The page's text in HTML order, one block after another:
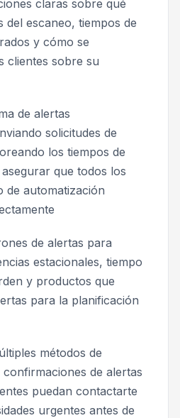
claras sobre qué
del escaneo, tiempos de
y cómo se
clientes sobre su
de alertas
solicitudes de
los tiempos de
que todos los
de automatización
de alertas para
estacionales, tiempo
y productos que
para la planificación
métodos de
de alertas
puedan contactarte
urgentes antes de